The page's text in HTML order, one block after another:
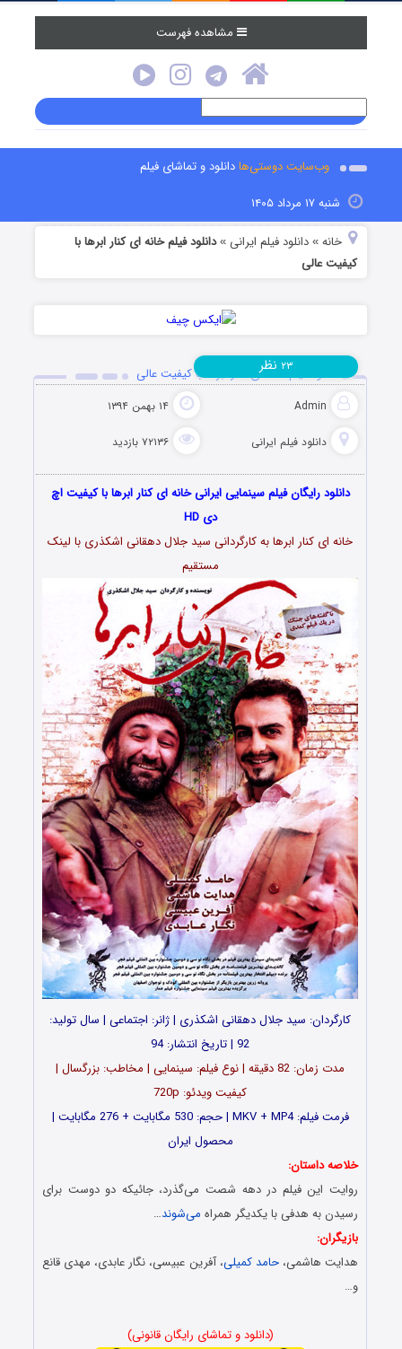
مشاهده فهرست
وب‌سایت دوستی‌هادانلود و تماشای فیلم
شنبه ۱۷ مرداد ۱۴۰۵
خانه »دانلود فیلم‌ ایرانی »دانلود فیلم خانه ای کنار ابرها با
کیفیت عالی
دانلود فیلم خانه ای کنار ابرها با کیفیت عالی
Admin ۱۴ بهمن ۱۳۹۴
دانلود فیلم‌ ایرانی ۷۲۱۳۶ بازدید
۲۳ نظر
دانلود رایگان فیلم سینمایی ایرانی خانه ای کنار ابرها با کیفیت اچ
دی HD
خانه ای کنار ابرها به کارگردانی سید جلال دهقانی اشکذری با لینک
مستقیم
کارگردان: سید جلال دهقانی اشکذری | ژانر: اجتماعی | سال تولید:
92 | تاریخ انتشار: 94
مدت زمان: 82 دقیقه | نوع فیلم: سینمایی | مخاطب: بزرگسال |
کیفیت ویدئو: 720p
فرمت فیلم: MKV + MP4 | حجم: 530 مگابایت + 276 مگابایت |
محصول ایران
خلاصه داستان:
روایت این فیلم در دهه شصت می‌گذرد، جائیکه دو دوست برای
رسیدن به هدفی با یکدیگر همراه می‌شوند…
بازیگران:
هدایت هاشمی،حامد کمیلی، آفرین عبیسی، نگار عابدی، مهدی قانع
و…
(دانلود و تماشای رایگان قانونی)